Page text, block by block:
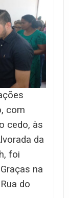
com
cedo, às
da
foi
na
do